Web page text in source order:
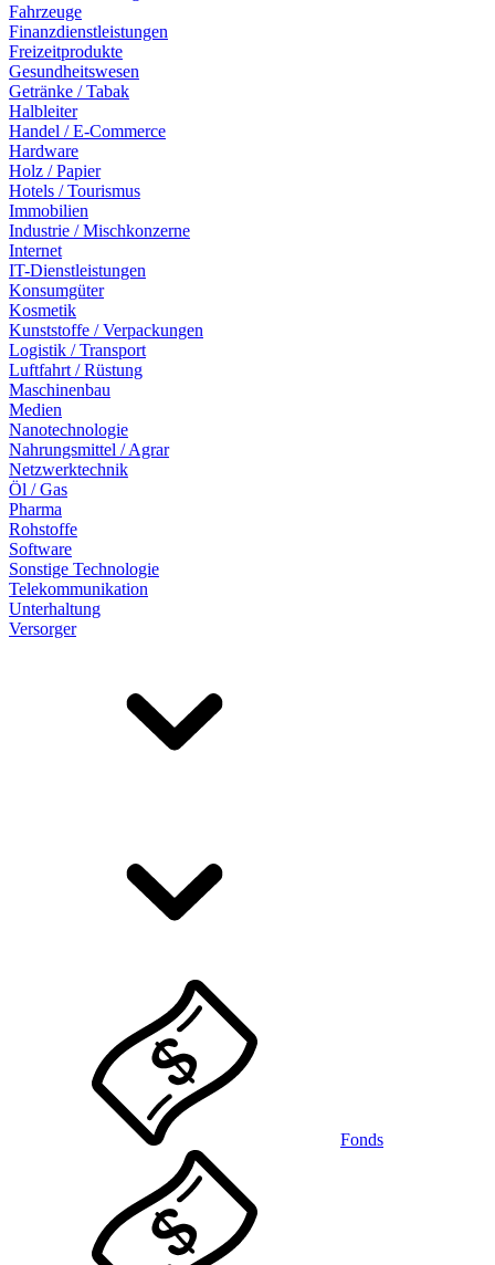
Fahrzeuge
Finanzdienstleistungen
Freizeitprodukte
Gesundheitswesen
Getränke / Tabak
Halbleiter
Handel / E-Commerce
Hardware
Holz / Papier
Hotels / Tourismus
Immobilien
Industrie / Mischkonzerne
Internet
IT-Dienstleistungen
Konsumgüter
Kosmetik
Kunststoffe / Verpackungen
Logistik / Transport
Luftfahrt / Rüstung
Maschinenbau
Medien
Nanotechnologie
Nahrungsmittel / Agrar
Netzwerktechnik
Öl / Gas
Pharma
Rohstoffe
Software
Sonstige Technologie
Telekommunikation
Unterhaltung
Versorger
Fonds